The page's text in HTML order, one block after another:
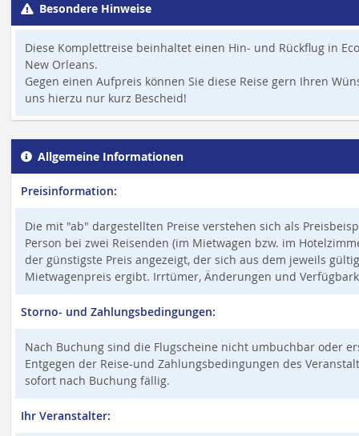
Besondere Hinweise
Diese Komplettreise beinhaltet einen Hin- und Rückflug in
New Orleans.
Gegen einen Aufpreis können Sie diese Reise gern Ihren
uns hierzu nur kurz Bescheid!
Allgemeine Informationen
Preisinformation:
Die mit "ab" dargestellten Preise verstehen sich als
Person bei zwei Reisenden (im Mietwagen bzw. im
der günstigste Preis angezeigt, der sich aus dem jeweils
Mietwagenpreis ergibt. Irrtümer, Änderungen und
Storno- und Zahlungsbedingungen:
Nach Buchung sind die Flugscheine nicht umbuchbar oder
Entgegen der Reise-und Zahlungsbedingungen des
sofort nach Buchung fällig.
Ihr Veranstalter: